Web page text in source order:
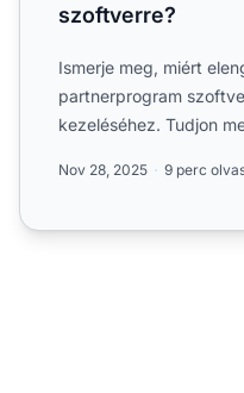
szoftverre?
Ismerje meg, miért
partnerprogram
kezeléséhez. Tudjon
Nov 28, 2025 9 perc